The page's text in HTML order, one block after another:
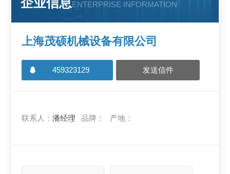
ENTERPRISE INFORMATION
上海茂硕机械设备有限公司
459323129 发送信件
联系人：潘经理 品牌： 产地：